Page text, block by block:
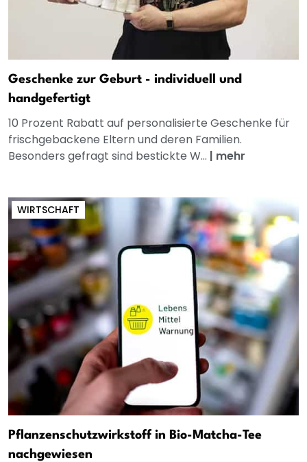
Geschenke zur Geburt - individuell und
handgefertigt
10 Prozent Rabatt auf personalisierte Geschenke für
frischgebackene Eltern und deren Familien.
Besonders gefragt sind bestickte W... | mehr
WIRTSCHAFT
Pflanzenschutzwirkstoff in Bio-Matcha-Tee
nachgewiesen